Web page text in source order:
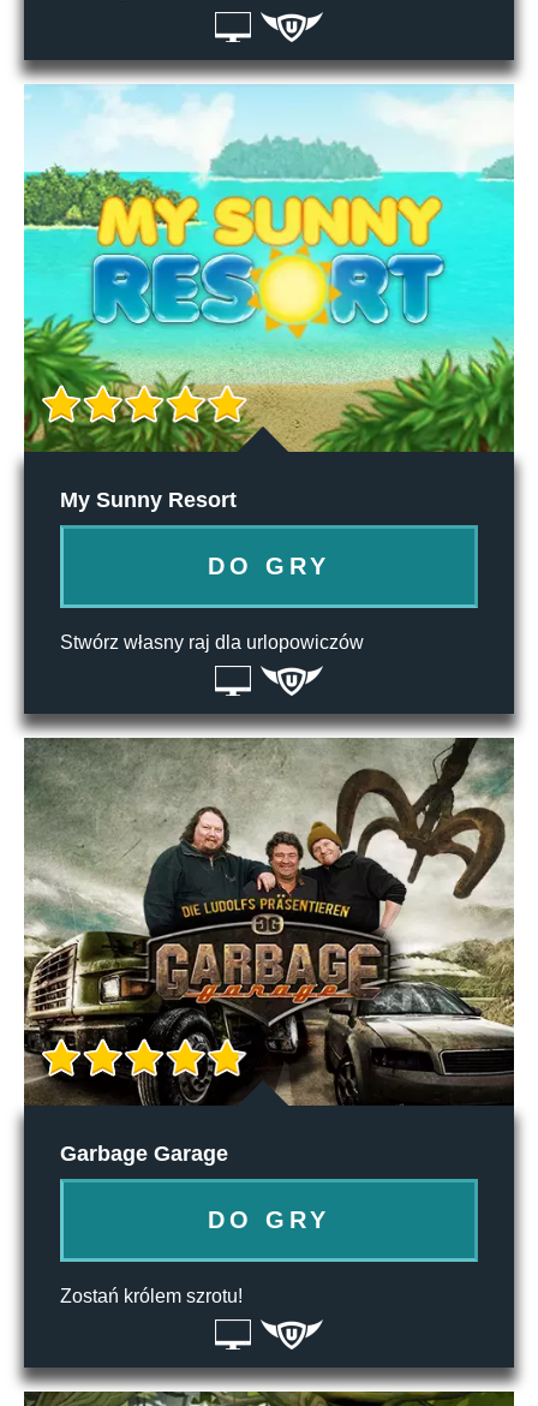
My Sunny Resort
DO GRY
Stwórz własny raj dla urlopowiczów
Garbage Garage
DO GRY
Zostań królem szrotu!